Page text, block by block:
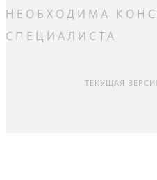
НЕОБХОДИМА
СПЕЦИАЛИСТА
ТЕКУЩАЯ